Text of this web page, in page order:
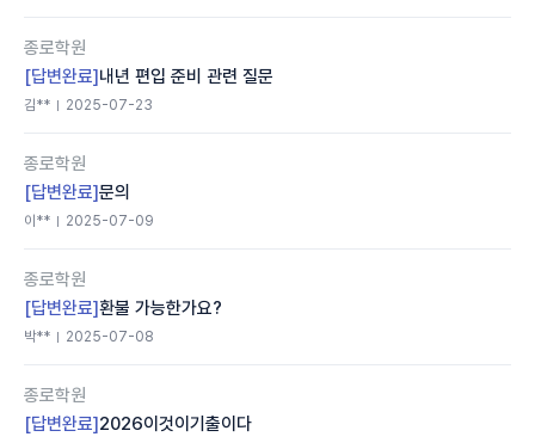
종로학원
[답변완료] 내년 편입 준비 관련 질문
김** 2025-07-23
종로학원
[답변완료]문의
이** 2025-07-09
종로학원
[답변완료]환불 가능한가요?
박** 2025-07-08
종로학원
[답변완료] 2026이것이기출이다